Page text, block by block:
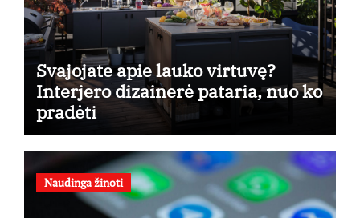
Svajojate apie lauko virtuvę?
Interjero dizainerė pataria, nuo ko
pradėti
Naudinga žinoti